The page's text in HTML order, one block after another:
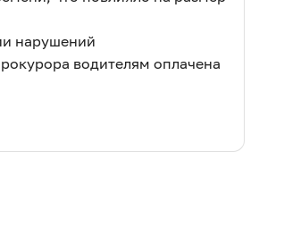
нарушений
водителям оплачена